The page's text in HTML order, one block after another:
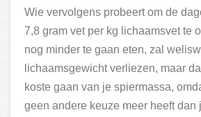
Wie vervolgens probeert om de
7,8 gram vet per kg lichaamsvet te
nog minder te gaan eten, zal
lichaamsgewicht verliezen, maar
koste gaan van je spiermassa,
geen andere keuze meer heeft dan